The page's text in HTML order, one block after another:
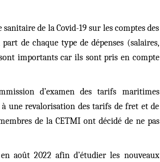
de la Covid-19 sur les comptes des
de chaque type de dépenses (salaires,
importants car ils sont pris en compte
d’examen des tarifs maritimes
une revalorisation des tarifs de fret et de
de la CETMI ont décidé de ne pas
août 2022 afin d’étudier les nouveaux